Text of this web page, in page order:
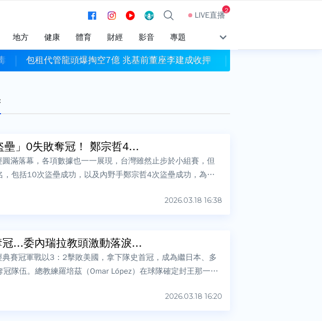
LIVE直播2
地方 健康 體育 財經 影音 專題
包租代管龍頭爆掏空7億 兆基前董座李建成收押
壘」0失敗奪冠！ 鄭宗哲4...
2026.03.18 16:38
滿落幕，各項數據也一一展現，台灣雖然止步於小組賽，但
包括10次盜壘成功，以及內野手鄭宗哲4次盜壘成功，為所
...委內瑞拉教頭激動落淚...
2026.03.18 16:20
賽冠軍戰以3：2擊敗美國，拿下隊史首冠，成為繼日本、多
隊伍。總教練羅培茲（Omar López）在球隊確定封王那一刻